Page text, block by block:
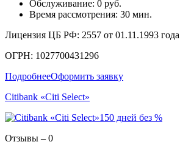
Обслуживание: 0 руб.
Время рассмотрения: 30 мин.
Лицензия ЦБ РФ: 2557 от 01.11.1993 года
ОГРН: 1027700431296
ПодробнееОформить заявку
Citibank «Citi Select»
150 дней без %
Отзывы – 0